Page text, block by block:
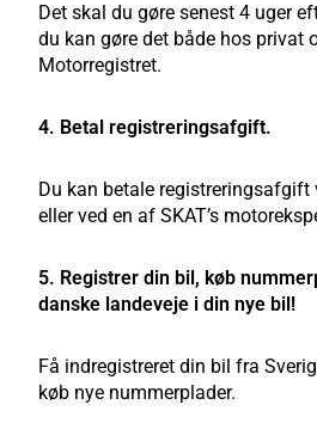
Det skal du gøre senest 4 uger
du kan gøre det både hos privat
Motorregistret.
4. Betal registreringsafgift.
Du kan betale registreringsafgift
eller ved en af SKAT’s
5. Registrer din bil, køb
danske landeveje i din nye bil!
Få indregistreret din bil fra
køb nye nummerplader.